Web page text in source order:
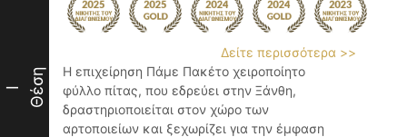
I Θέση
Δείτε περισσότερα >>
Η επιχείρηση Πάμε Πακέτο χειροποίητο
φύλλο πίτας, που εδρεύει στην Ξάνθη,
δραστηριοποιείται στον χώρο των
αρτοποιείων και ξεχωρίζει για την έμφαση